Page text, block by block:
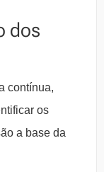
dos
contínua,
os
a base da